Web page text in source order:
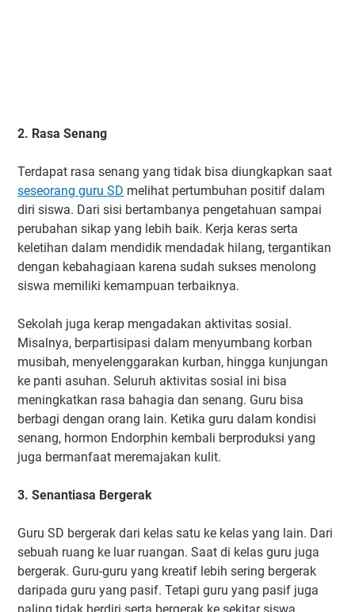
2. Rasa Senang
Terdapat rasa senang yang tidak bisa diungkapkan saat
seseorang guru SD melihat pertumbuhan positif dalam
diri siswa. Dari sisi bertambanya pengetahuan sampai
perubahan sikap yang lebih baik. Kerja keras serta
keletihan dalam mendidik mendadak hilang, tergantikan
dengan kebahagiaan karena sudah sukses menolong
siswa memiliki kemampuan terbaiknya.
Sekolah juga kerap mengadakan aktivitas sosial.
Misalnya, berpartisipasi dalam menyumbang korban
musibah, menyelenggarakan kurban, hingga kunjungan
ke panti asuhan. Seluruh aktivitas sosial ini bisa
meningkatkan rasa bahagia dan senang. Guru bisa
berbagi dengan orang lain. Ketika guru dalam kondisi
senang, hormon Endorphin kembali berproduksi yang
juga bermanfaat meremajakan kulit.
3. Senantiasa Bergerak
Guru SD bergerak dari kelas satu ke kelas yang lain. Dari
sebuah ruang ke luar ruangan. Saat di kelas guru juga
bergerak. Guru-guru yang kreatif lebih sering bergerak
daripada guru yang pasif. Tetapi guru yang pasif juga